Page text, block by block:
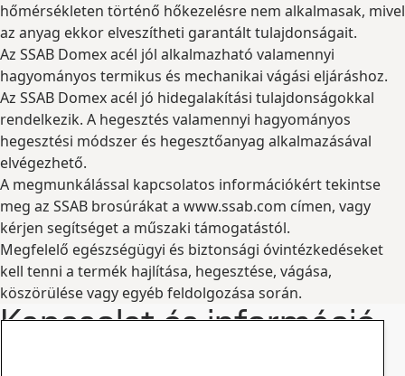
hőmérsékleten történő hőkezelésre nem alkalmasak, mivel
az anyag ekkor elveszítheti garantált tulajdonságait.
Az SSAB Domex acél jól alkalmazható valamennyi
hagyományos termikus és mechanikai vágási eljáráshoz.
Az SSAB Domex acél jó hidegalakítási tulajdonságokkal
rendelkezik. A hegesztés valamennyi hagyományos
hegesztési módszer és hegesztőanyag alkalmazásával
elvégezhető.
A megmunkálással kapcsolatos információkért tekintse
meg az SSAB brosúrákat a www.ssab.com címen, vagy
kérjen segítséget a műszaki támogatástól.
Megfelelő egészségügyi és biztonsági óvintézkedéseket
kell tenni a termék hajlítása, hegesztése, vágása,
köszörülése vagy egyéb feldolgozása során.
Kapcsolat és információ